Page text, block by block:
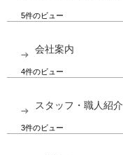
5件のビュー
会社案内
4件のビュー
スタッフ・職人紹介
3件のビュー